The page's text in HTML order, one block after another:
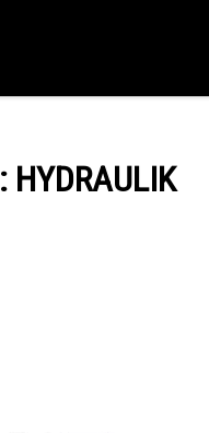
: HYDRAULIK